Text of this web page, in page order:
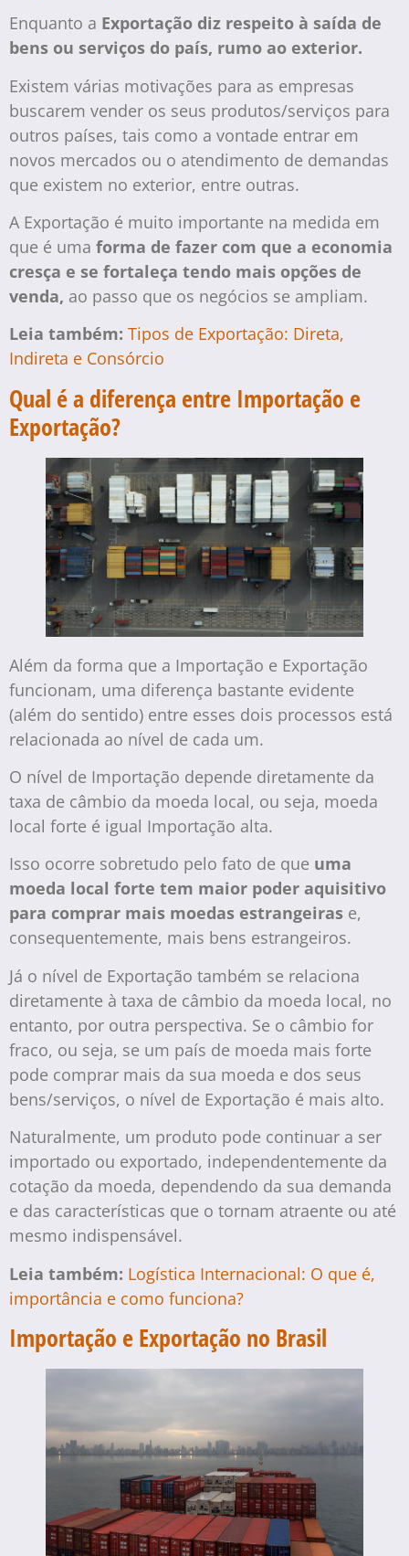
Enquanto a Exportação diz respeito à saída de
bens ou serviços do país, rumo ao exterior.
Existem várias motivações para as empresas
buscarem vender os seus produtos/serviços para
outros países, tais como a vontade entrar em
novos mercados ou o atendimento de demandas
que existem no exterior, entre outras.
A Exportação é muito importante na medida em
que é uma forma de fazer com que a economia
cresça e se fortaleça tendo mais opções de
venda, ao passo que os negócios se ampliam.
Leia também: Tipos de Exportação: Direta,
Indireta e Consórcio
Qual é a diferença entre Importação e
Exportação?
Além da forma que a Importação e Exportação
funcionam, uma diferença bastante evidente
(além do sentido) entre esses dois processos está
relacionada ao nível de cada um.
O nível de Importação depende diretamente da
taxa de câmbio da moeda local, ou seja, moeda
local forte é igual Importação alta.
Isso ocorre sobretudo pelo fato de que uma
moeda local forte tem maior poder aquisitivo
para comprar mais moedas estrangeiras e,
consequentemente, mais bens estrangeiros.
Já o nível de Exportação também se relaciona
diretamente à taxa de câmbio da moeda local, no
entanto, por outra perspectiva. Se o câmbio for
fraco, ou seja, se um país de moeda mais forte
pode comprar mais da sua moeda e dos seus
bens/serviços, o nível de Exportação é mais alto.
Naturalmente, um produto pode continuar a ser
importado ou exportado, independentemente da
cotação da moeda, dependendo da sua demanda
e das características que o tornam atraente ou até
mesmo indispensável.
Leia também: Logística Internacional: O que é,
importância e como funciona?
Importação e Exportação no Brasil